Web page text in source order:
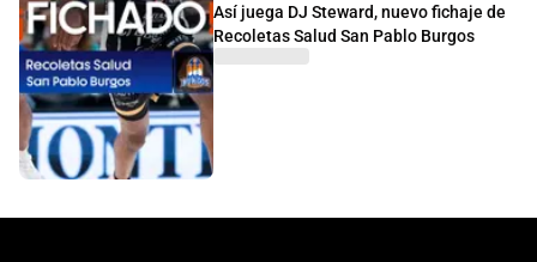
Así juega DJ Steward, nuevo fichaje de
Recoletas Salud San Pablo Burgos